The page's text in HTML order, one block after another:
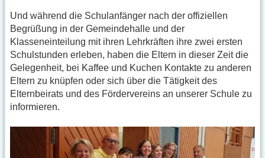
Und während die Schulanfänger nach der offiziellen
Begrüßung in der Gemeindehalle und der
Klasseneinteilung mit ihren Lehrkräften ihre zwei ersten
Schulstunden erleben, haben die Eltern in dieser Zeit die
Gelegenheit, bei Kaffee und Kuchen Kontakte zu anderen
Eltern zu knüpfen oder sich über die Tätigkeit des
Elternbeirats und des Fördervereins an unserer Schule zu
informieren.